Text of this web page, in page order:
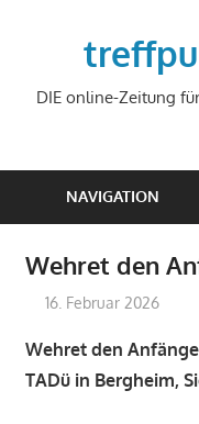
DIE online-Zeitung
NAVIGATION
Wehret den
16. Februar 2026
Wehret den
TADü in Bergheim,